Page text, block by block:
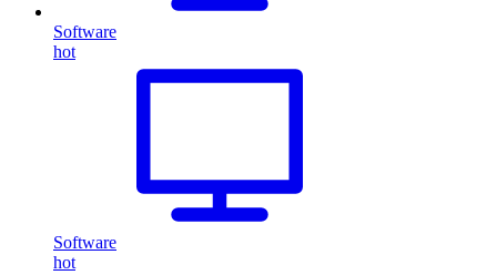
Software
hot
Software
hot